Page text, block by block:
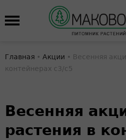
Вы
Главная • Акции • Весенняя
контейнерах с3/с5
Весенняя
растения в